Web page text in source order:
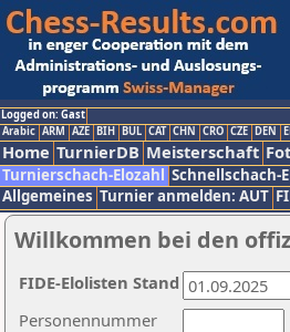
Logged on: Gast
Arabic ARM AZE BIH BUL CAT CHN CRO CZE DEN
Home TurnierDB Meisterschaft
Turnierschach-Elozahl Schnellschach-
Allgemeines Turnier anmelden: AUT
Willkommen bei den
Personennummer
FIDE-Elolisten Stand